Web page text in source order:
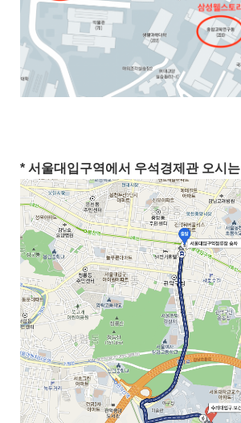
* 서울대입구역에서 우석경제관 오시는